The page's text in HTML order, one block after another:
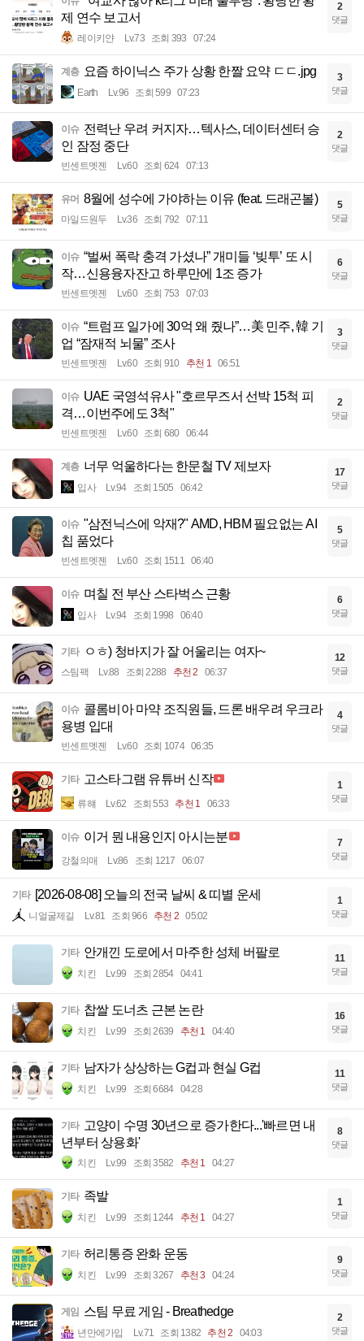
제 연수 보고서
레이키얀 Lv.73 조회 393 07:24
2
댓글
계층 요즘 하이닉스 주가 상황 한짤 요약 ㄷㄷ.jpg
Earth Lv.96 조회 599 07:23
3
댓글
이슈 전력난 우려 커지자…텍사스, 데이터센터 승
인 잠정 중단
빈센트멧젠 Lv.60 조회 624 07:13
2
댓글
유머 8월에 성수에 가야하는 이유 (feat. 드래곤볼)
마일드원두 Lv.36 조회 792 07:11
5
댓글
이슈 “벌써 폭락 충격 가셨나” 개미들 ‘빚투’ 또 시
작…신용융자잔고 하루만에 1조 증가
빈센트멧젠 Lv.60 조회 753 07:03
6
댓글
이슈 “트럼프 일가에 30억 왜 줬나”…美 민주, 韓 기
업 “잠재적 뇌물” 조사
빈센트멧젠 Lv.60 조회 910 추천 1 06:51
3
댓글
이슈 UAE 국영석유사 "호르무즈서 선박 15척 피
격…이번주에도 3척"
빈센트멧젠 Lv.60 조회 680 06:44
2
댓글
계층 너무 억울하다는 한문철 TV 제보자
입사 Lv.94 조회 1505 06:42
17
댓글
이슈 "삼전닉스에 악재?" AMD, HBM 필요없는 AI
칩 품었다
빈센트멧젠 Lv.60 조회 1511 06:40
5
댓글
이슈 며칠 전 부산 스타벅스 근황
입사 Lv.94 조회 1998 06:40
6
댓글
기타 ㅇㅎ) 청바지가 잘 어울리는 여자~
스팀팩 Lv.88 조회 2288 추천 2 06:37
12
댓글
이슈 콜롬비아 마약 조직원들, 드론 배우려 우크라
용병 입대
빈센트멧젠 Lv.60 조회 1074 06:35
4
댓글
기타 고스타그램 유튜버 신작
류햬 Lv.62 조회 553 추천 1 06:33
1
댓글
이슈 이거 뭔 내용인지 아시는분
강철의매 Lv.86 조회 1217 06:07
7
댓글
기타 [2026-08-08] 오늘의 전국 날씨 & 띠별 운세
니얼굴제길 Lv.81 조회 966 추천 2 05:02
1
댓글
기타 안개낀 도로에서 마주한 성체 버팔로
치킨 Lv.99 조회 2854 04:41
11
댓글
기타 찹쌀 도너츠 근본 논란
치킨 Lv.99 조회 2639 추천 1 04:40
16
댓글
기타 남자가 상상하는 G컵과 현실 G컵
치킨 Lv.99 조회 6684 04:28
11
댓글
기타 고양이 수명 30년으로 증가한다...'빠르면 내
년부터 상용화'
치킨 Lv.99 조회 3582 추천 1 04:27
8
댓글
기타 족발
치킨 Lv.99 조회 1244 추천 1 04:27
1
댓글
기타 허리통증 완화 운동
치킨 Lv.99 조회 3267 추천 3 04:24
9
댓글
게임 스팀 무료 게임 - Breathedge
년만에가입 Lv.71 조회 1382 추천 2 04:03
2
댓글